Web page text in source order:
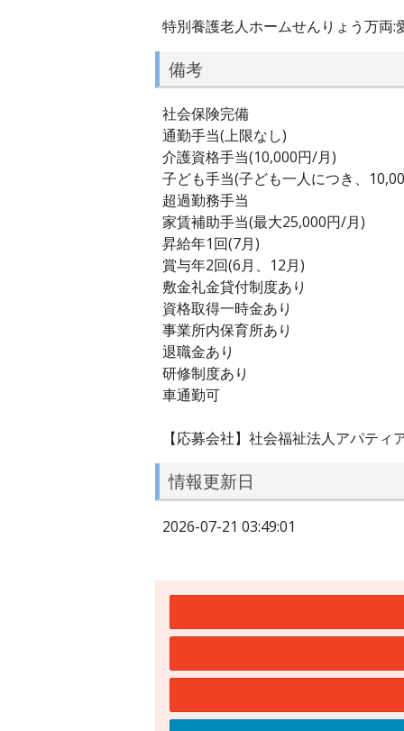
特別養護老人ホームせんりょう万両
備考
社会保険完備
通勤手当(上限なし)
介護資格手当(10,000円/月)
子ども手当(子ども一人につき、
超過勤務手当
家賃補助手当(最大25,000円/月)
昇給年1回(7月)
賞与年2回(6月、12月)
敷金礼金貸付制度あり
資格取得一時金あり
事業所内保育所あり
退職金あり
研修制度あり
車通勤可
【応募会社】社会福祉法人アパティ
情報更新日
2026-07-21 03:49:01